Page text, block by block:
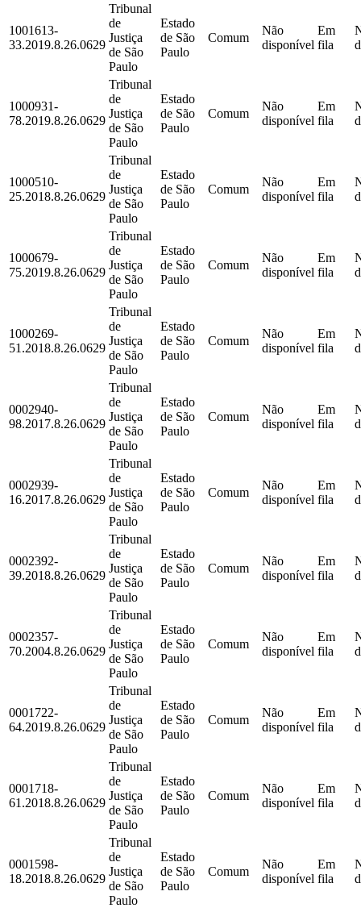
1001613-
33.2019.8.26.0629
Tribunal
de
Justiça
de São
Paulo
Estado
de São
Paulo
Comum
Não
disponível
Em
fila
1000931-
78.2019.8.26.0629
Tribunal
de
Justiça
de São
Paulo
Estado
de São
Paulo
Comum
Não
disponível
Em
fila
1000510-
25.2018.8.26.0629
Tribunal
de
Justiça
de São
Paulo
Estado
de São
Paulo
Comum
Não
disponível
Em
fila
1000679-
75.2019.8.26.0629
Tribunal
de
Justiça
de São
Paulo
Estado
de São
Paulo
Comum
Não
disponível
Em
fila
1000269-
51.2018.8.26.0629
Tribunal
de
Justiça
de São
Paulo
Estado
de São
Paulo
Comum
Não
disponível
Em
fila
0002940-
98.2017.8.26.0629
Tribunal
de
Justiça
de São
Paulo
Estado
de São
Paulo
Comum
Não
disponível
Em
fila
0002939-
16.2017.8.26.0629
Tribunal
de
Justiça
de São
Paulo
Estado
de São
Paulo
Comum
Não
disponível
Em
fila
0002392-
39.2018.8.26.0629
Tribunal
de
Justiça
de São
Paulo
Estado
de São
Paulo
Comum
Não
disponível
Em
fila
0002357-
70.2004.8.26.0629
Tribunal
de
Justiça
de São
Paulo
Estado
de São
Paulo
Comum
Não
disponível
Em
fila
0001722-
64.2019.8.26.0629
Tribunal
de
Justiça
de São
Paulo
Estado
de São
Paulo
Comum
Não
disponível
Em
fila
0001718-
61.2018.8.26.0629
Tribunal
de
Justiça
de São
Paulo
Estado
de São
Paulo
Comum
Não
disponível
Em
fila
0001598-
18.2018.8.26.0629
Tribunal
de
Justiça
de São
Paulo
Estado
de São
Paulo
Comum
Não
disponível
Em
fila